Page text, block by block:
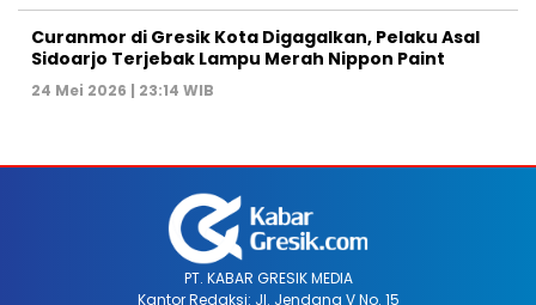
Curanmor di Gresik Kota Digagalkan, Pelaku Asal
Sidoarjo Terjebak Lampu Merah Nippon Paint
24 Mei 2026 | 23:14 WIB
PT. KABAR GRESIK MEDIA
Kantor Redaksi: Jl. Jendana V No. 15